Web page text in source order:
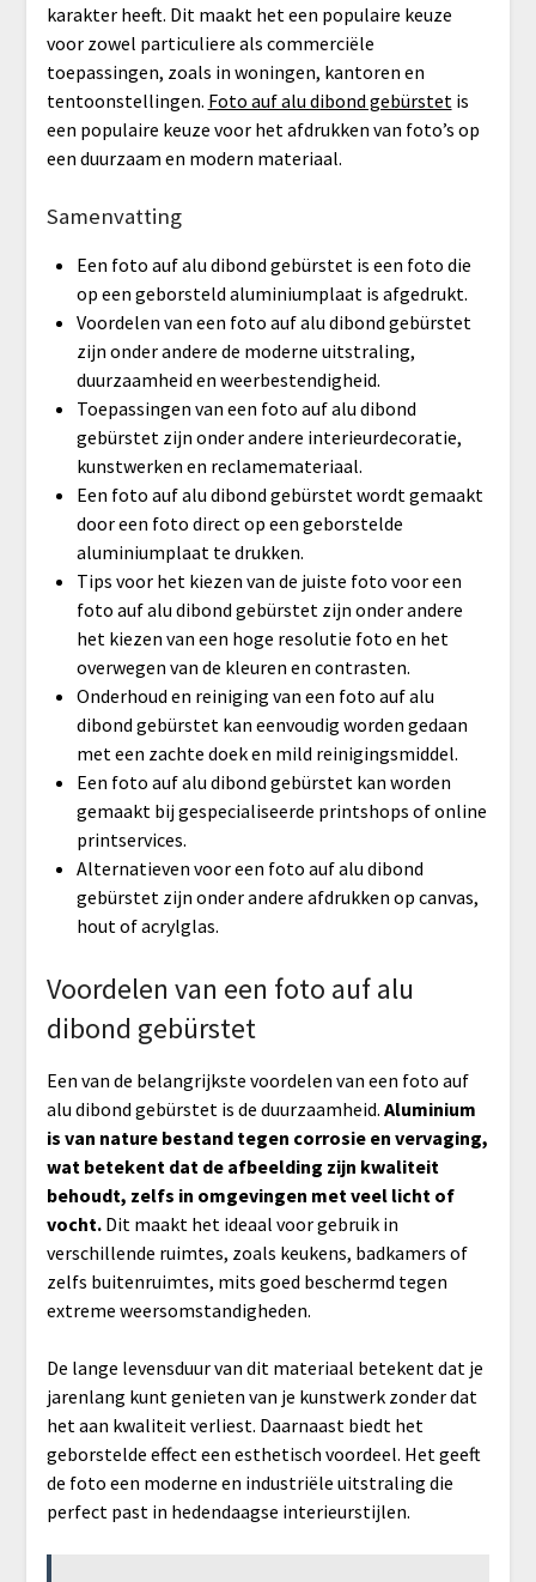
karakter heeft. Dit maakt het een populaire keuze
voor zowel particuliere als commerciële
toepassingen, zoals in woningen, kantoren en
tentoonstellingen. Foto auf alu dibond gebürstetis
een populaire keuze voor het afdrukken van foto’s op
een duurzaam en modern materiaal.
Samenvatting
Een foto auf alu dibond gebürstet is een foto die
op een geborsteld aluminiumplaat is afgedrukt.
Voordelen van een foto auf alu dibond gebürstet
zijn onder andere de moderne uitstraling,
duurzaamheid en weerbestendigheid.
Toepassingen van een foto auf alu dibond
gebürstet zijn onder andere interieurdecoratie,
kunstwerken en reclamemateriaal.
Een foto auf alu dibond gebürstet wordt gemaakt
door een foto direct op een geborstelde
aluminiumplaat te drukken.
Tips voor het kiezen van de juiste foto voor een
foto auf alu dibond gebürstet zijn onder andere
het kiezen van een hoge resolutie foto en het
overwegen van de kleuren en contrasten.
Onderhoud en reiniging van een foto auf alu
dibond gebürstet kan eenvoudig worden gedaan
met een zachte doek en mild reinigingsmiddel.
Een foto auf alu dibond gebürstet kan worden
gemaakt bij gespecialiseerde printshops of online
printservices.
Alternatieven voor een foto auf alu dibond
gebürstet zijn onder andere afdrukken op canvas,
hout of acrylglas.
Voordelen van een foto auf alu
dibond gebürstet
Een van de belangrijkste voordelen van een foto auf
alu dibond gebürstet is de duurzaamheid. Aluminium
is van nature bestand tegen corrosie en vervaging,
wat betekent dat de afbeelding zijn kwaliteit
behoudt, zelfs in omgevingen met veel licht of
vocht.Dit maakt het ideaal voor gebruik in
verschillende ruimtes, zoals keukens, badkamers of
zelfs buitenruimtes, mits goed beschermd tegen
extreme weersomstandigheden.
De lange levensduur van dit materiaal betekent dat je
jarenlang kunt genieten van je kunstwerk zonder dat
het aan kwaliteit verliest. Daarnaast biedt het
geborstelde effect een esthetisch voordeel. Het geeft
de foto een moderne en industriële uitstraling die
perfect past in hedendaagse interieurstijlen.